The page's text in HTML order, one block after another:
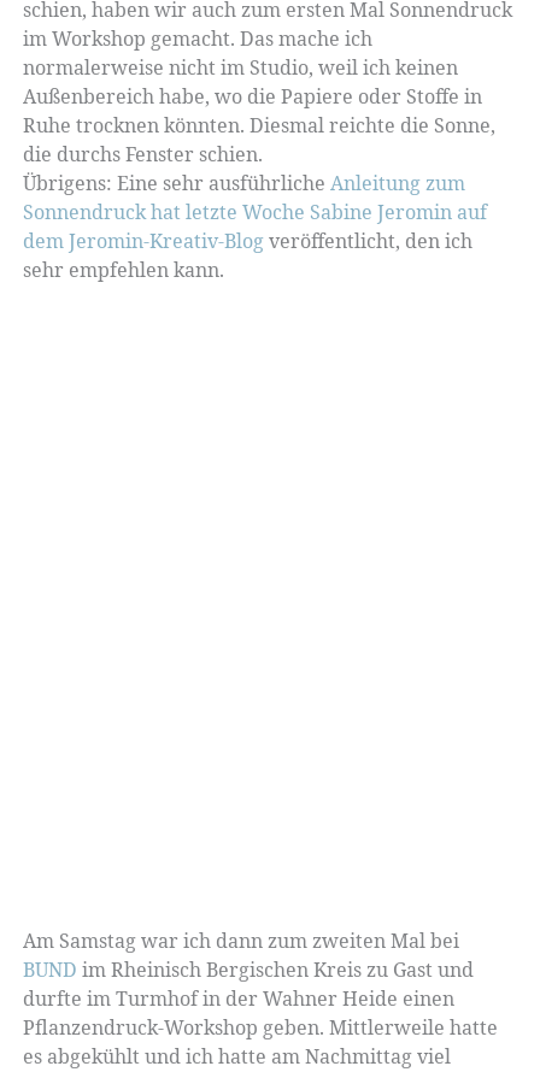
schien, haben wir auch zum ersten Mal Sonnendruck
im Workshop gemacht. Das mache ich
normalerweise nicht im Studio, weil ich keinen
Außenbereich habe, wo die Papiere oder Stoffe in
Ruhe trocknen könnten. Diesmal reichte die Sonne,
die durchs Fenster schien.
Übrigens: Eine sehr ausführliche Anleitung zum
Sonnendruck hat letzte Woche Sabine Jeromin auf
dem Jeromin-Kreativ-Blogveröffentlicht, den ich
sehr empfehlen kann.
Am Samstag war ich dann zum zweiten Mal bei
BUND im Rheinisch Bergischen Kreis zu Gast und
durfte im Turmhof in der Wahner Heide einen
Pflanzendruck-Workshop geben. Mittlerweile hatte
es abgekühlt und ich hatte am Nachmittag viel